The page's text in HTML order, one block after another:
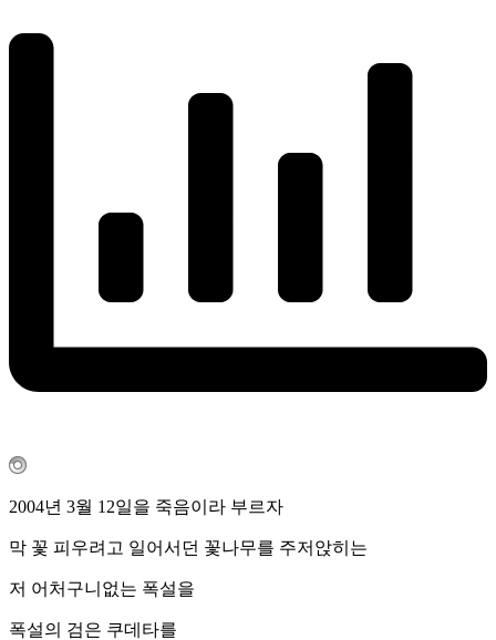
2004년 3월 12일을 죽음이라 부르자
막 꽃 피우려고 일어서던 꽃나무를 주저앉히는
저 어처구니없는 폭설을
폭설의 검은 쿠데타를